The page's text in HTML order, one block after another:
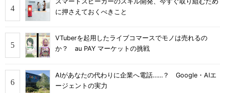
に押さえておくべきこと
VTuberを起用したライブコマースでモノは売れるの
か？ au PAY マーケットの挑戦
AIがあなたの代わりに企業へ電話……？ Google・AIエ
ージェントの実力